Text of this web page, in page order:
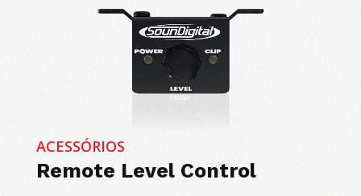
ACESSÓRIOS
Remote Level Control